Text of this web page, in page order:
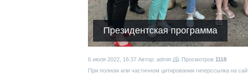
Президентская программа
6 июля 2022, 16:37 Автор: admin Просмотров 1118
При полном или частичном цитировании гиперссылка на